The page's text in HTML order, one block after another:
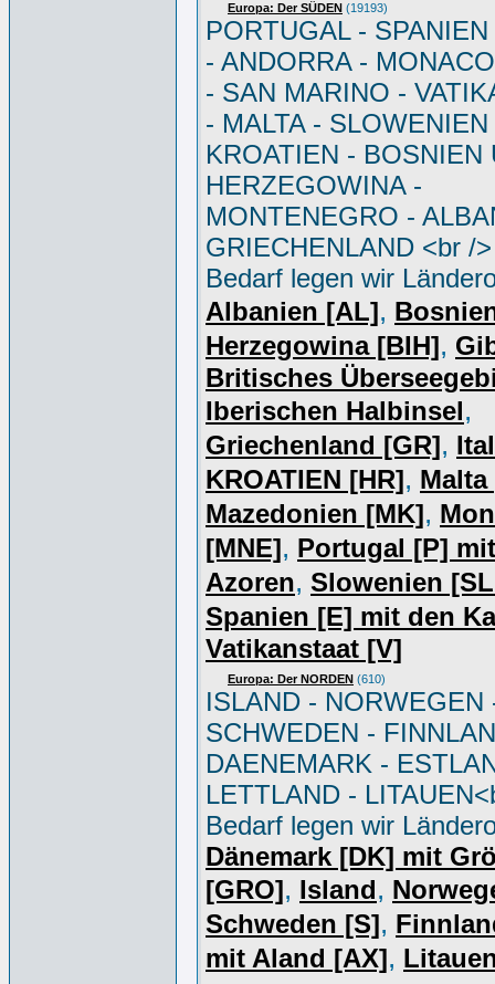
Europa: Der SÜDEN (19193)
PORTUGAL -
- ANDORRA -
- SAN MARINO -
- MALTA - SLOWENIEN
KROATIEN - BOSNIEN
HERZEGOWINA -
MONTENEGRO -
GRIECHENLAND <br /
Bedarf legen wir
Albanien [AL],
Herzegowina [BIH],
Britisches
Iberischen Halbinsel,
Griechenland [GR],
KROATIEN [HR], Malta
Mazedonien [MK],
[MNE], Portugal [P]
Azoren, Slowenien
Spanien [E] mit den
Vatikanstaat [V]
Europa: Der NORDEN (610)
ISLAND - NORWEGEN
SCHWEDEN -
DAENEMARK -
LETTLAND -
Bedarf legen wir
Dänemark [DK] mit
[GRO], Island,
Schweden [S],
mit Aland [AX],